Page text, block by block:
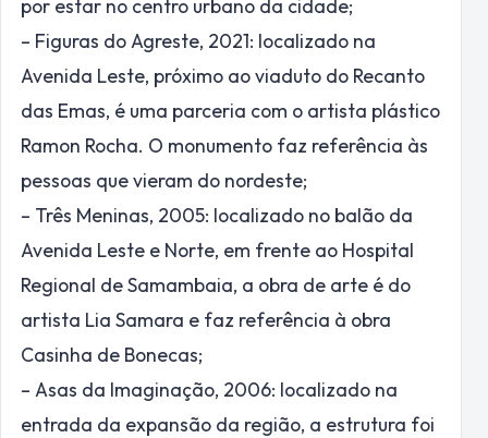
por estar no centro urbano da cidade;
– Figuras do Agreste, 2021: localizado na
Avenida Leste, próximo ao viaduto do Recanto
das Emas, é uma parceria com o artista plástico
Ramon Rocha. O monumento faz referência às
pessoas que vieram do nordeste;
– Três Meninas, 2005: localizado no balão da
Avenida Leste e Norte, em frente ao Hospital
Regional de Samambaia, a obra de arte é do
artista Lia Samara e faz referência à obra
Casinha de Bonecas;
– Asas da Imaginação, 2006: localizado na
entrada da expansão da região, a estrutura foi